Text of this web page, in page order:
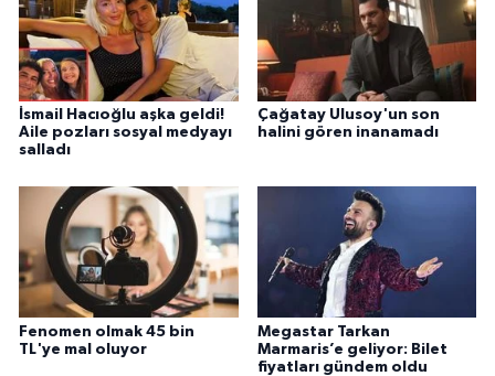
İsmail Hacıoğlu aşka geldi!
Aile pozları sosyal medyayı
salladı
Çağatay Ulusoy'un son
halini gören inanamadı
Fenomen olmak 45 bin
TL'ye mal oluyor
Megastar Tarkan
Marmaris’e geliyor: Bilet
fiyatları gündem oldu